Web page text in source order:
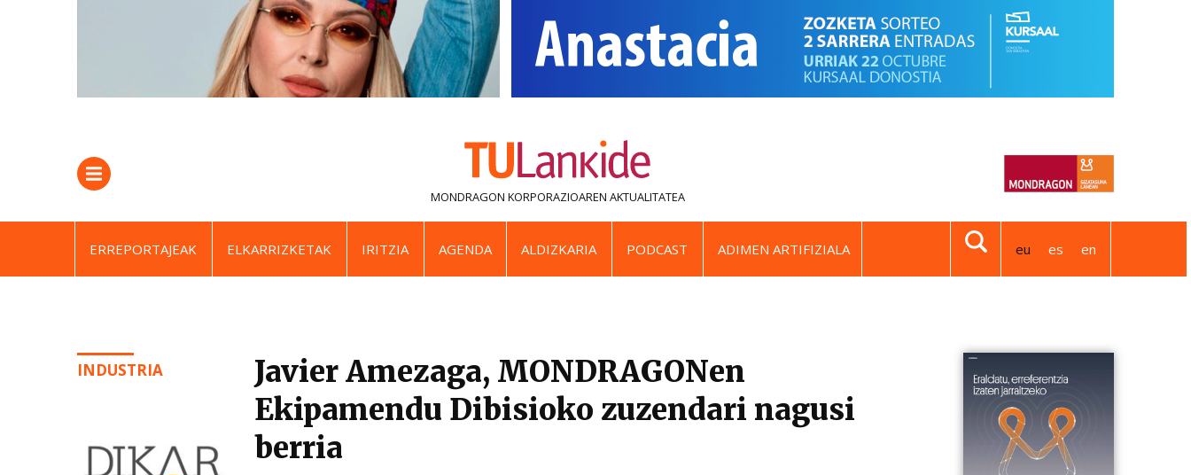
MONDRAGON KORPORAZIOAREN AKTUALITATEA
ERREPORTAJEAK ELKARRIZKETAK IRITZIA AGENDA ALDIZKARIA PODCAST ADIMEN ARTIFIZIALA eu es en
INDUSTRIA
Javier Amezaga, MONDRAGONen
Ekipamendu Dibisioko zuzendari nagusi
berria